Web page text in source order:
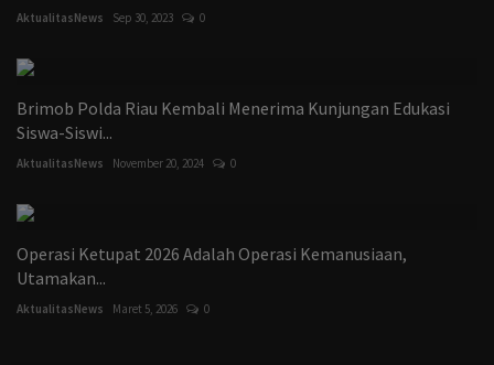
AktualitasNews Sep 30, 2023 0
Brimob Polda Riau Kembali Menerima Kunjungan Edukasi
Siswa-Siswi...
AktualitasNews November 20, 2024 0
Operasi Ketupat 2026 Adalah Operasi Kemanusiaan,
Utamakan...
AktualitasNews Maret 5, 2026 0